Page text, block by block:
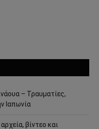
– Τραυματίες,
Ιαπωνία
βίντεο και